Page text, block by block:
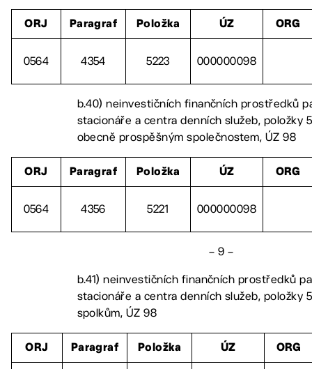
ORJ Paragraf Položka ÚZ ORG
0564 4354 5223 000000098
b.40) neinvestičních finančních prostředků
stacionáře a centra denních služeb, položky
obecně prospěšným společnostem, ÚZ 98
ORJ Paragraf Položka ÚZ ORG
0564 4356 5221 000000098
– 9 –
b.41) neinvestičních finančních prostředků
stacionáře a centra denních služeb, položky
spolkům, ÚZ 98
ORJ Paragraf Položka ÚZ ORG